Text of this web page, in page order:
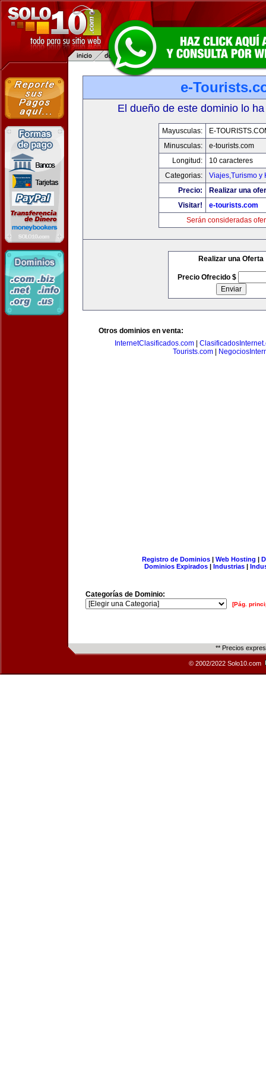
e-
El dueño de este dominio lo
Mayusculas:
E-
Minusculas:
e-tourists.com
Longitud:
10 caracteres
Categorias:
Viajes,Turismo y
Precio:
Realizar una
Visitar!
e-tourists.com
Serán consideradas
Realizar una Oferta
Precio Ofrecido $
Otros dominios en venta:
InternetClasificados.com
Tourists.com
Registro de Dominios| Web Hosting |
Dominios Expirados | Industrias |
Categorías de Dominio:
[Pág.
** Precios
© 2002/2022 Solo10.com